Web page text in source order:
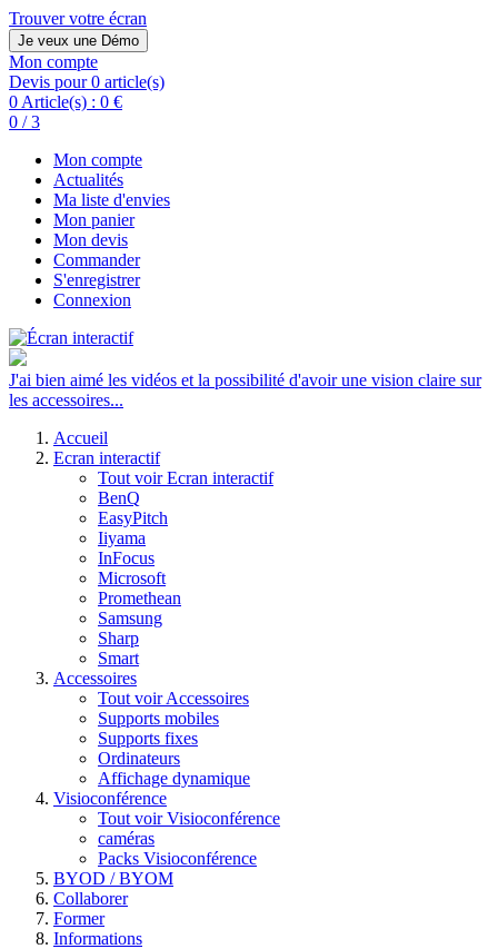
Trouver votre écran
Je veux une Démo
Mon compte
Devis pour 0 article(s)
0 Article(s) : 0 €
0 / 3
Mon compte
Actualités
Ma liste d'envies
Mon panier
Mon devis
Commander
S'enregistrer
Connexion
J'ai bien aimé les vidéos et la possibilité d'avoir une vision claire sur
les accessoires...
Accueil
Ecran interactif
Tout voir Ecran interactif
BenQ
EasyPitch
Iiyama
InFocus
Microsoft
Promethean
Samsung
Sharp
Smart
Accessoires
Tout voir Accessoires
Supports mobiles
Supports fixes
Ordinateurs
Affichage dynamique
Visioconférence
Tout voir Visioconférence
caméras
Packs Visioconférence
BYOD / BYOM
Collaborer
Former
Informations